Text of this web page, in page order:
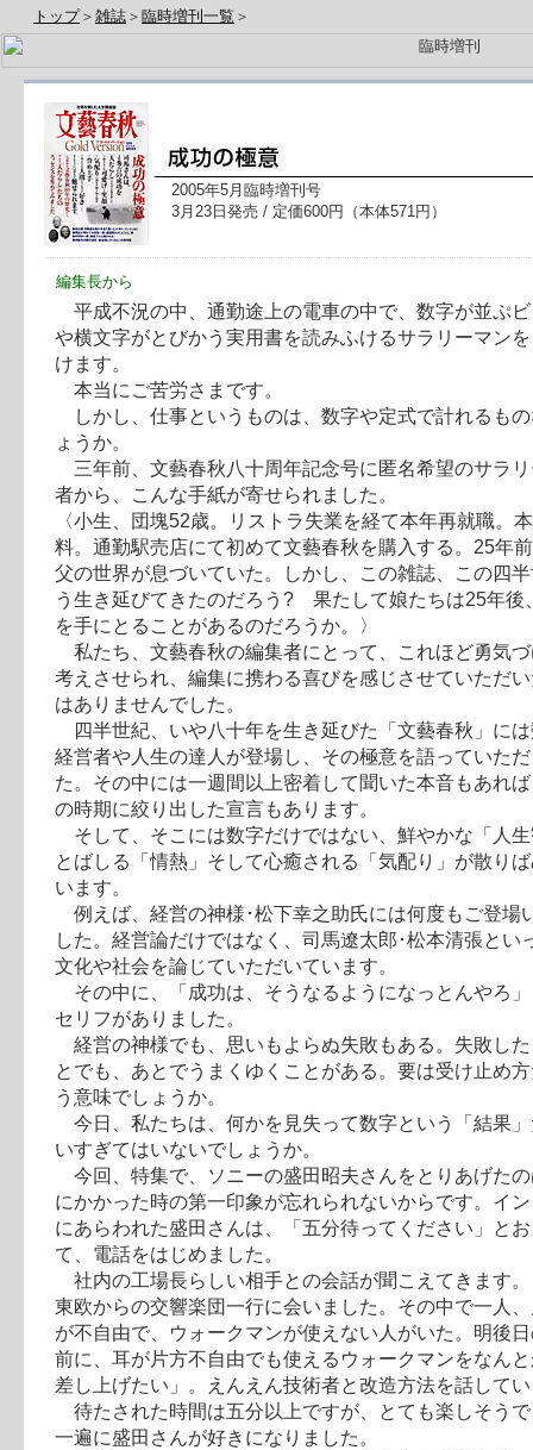
トップ＞ 雑誌 ＞ 臨時増刊一覧 ＞
2005年5月臨時増刊号
3月23日発売 / 定価600円（本体571円）
編集長から
平成不況の中、通勤途上の電車の中で、数字が並ぷ
や横文字がとびかう実用書を読みふけるサラリーマン
けます。
本当にご苦労さまです。
しかし、仕事というものは、数字や定式で計れるも
ょうか。
三年前、文藝春秋八十周年記念号に匿名希望のサラ
者から、こんな手紙が寄せられました。
〈小生、団塊52歳。リストラ失業を経て本年再就職。
料。通勤駅売店にて初めて文藝春秋を購入する。25年
父の世界が息づいていた。しかし、この雑誌、この四
う生き延びてきたのだろう? 果たして娘たちは25年後
を手にとることがあるのだろうか。〉
私たち、文藝春秋の編集者にとって、これほど勇気
考えさせられ、編集に携わる喜びを感じさせていただ
はありませんでした。
四半世紀、いや八十年を生き延びた「文藝春秋」に
経営者や人生の達人が登場し、その極意を語っていた
た。その中には一週間以上密着して聞いた本音もあれ
の時期に絞り出した宣言もあります。
そして、そこには数字だけではない、鮮やかな「人
とばしる「情熱」そして心癒される「気配り」が散り
います。
例えば、経営の神様･松下幸之助氏には何度もご登場
した。経営論だけではなく、司馬遼太郎･松本清張とい
文化や社会を論じていただいています。
その中に、「成功は、そうなるようになっとんやろ
セリフがありました。
経営の神様でも、思いもよらぬ失敗もある。失敗し
とでも、あとでうまくゆくことがある。要は受け止め
う意味でしょうか。
今日、私たちは、何かを見失って数字という「結果
いすぎてはいないでしょうか。
今回、特集で、ソニーの盛田昭夫さんをとりあげた
にかかった時の第一印象が忘れられないからです。イ
にあらわれた盛田さんは、「五分待ってください」と
て、電話をはじめました。
社内の工場長らしい相手との会話が聞こえてきます
東欧からの交響楽団一行に会いました。その中で一人
が不自由で、ウォークマンが使えない人がいた。明後
前に、耳が片方不自由でも使えるウォークマンをなん
差し上げたい」。えんえん技術者と改造方法を話して
待たされた時間は五分以上ですが、とても楽しそう
一遍に盛田さんが好きになりました。